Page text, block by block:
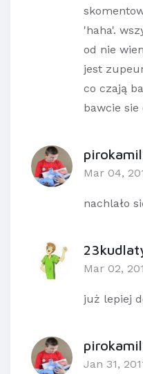
'haha'.
od nie
jest
co czają
bawcie sie
Mar 04,
nachlało
Mar 02,
już lepiej
Jan 31,